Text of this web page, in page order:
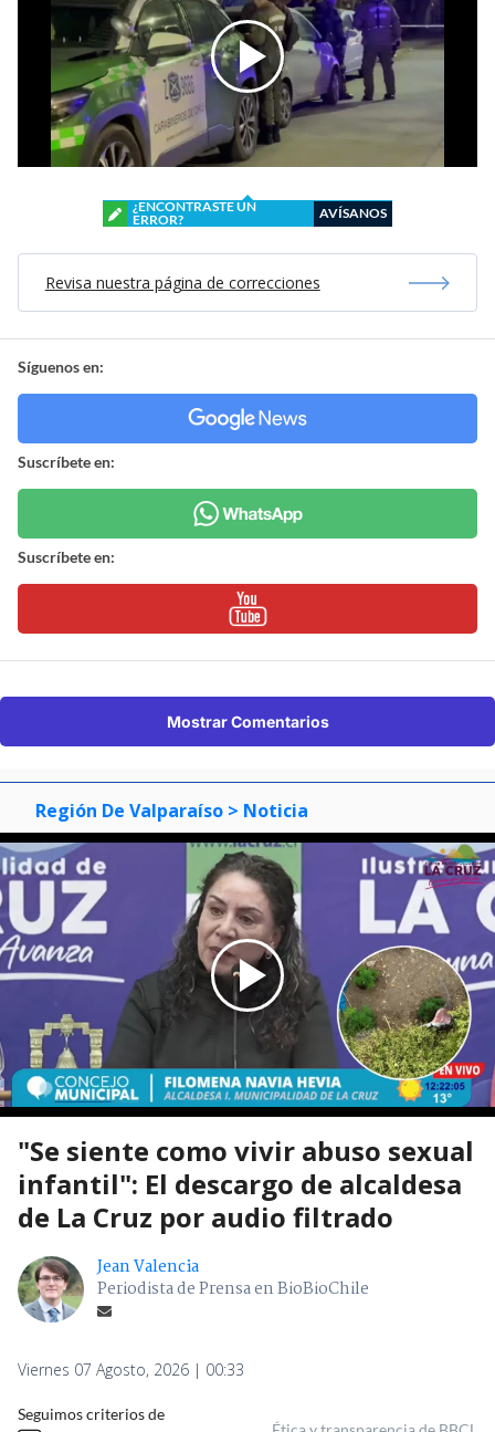
¿ENCONTRASTE UN
ERROR?
AVÍSANOS
Revisa nuestra página de correcciones
Síguenos en:
Suscríbete en:
Suscríbete en:
Mostrar Comentarios
Región De Valparaíso > Noticia
"Se siente como vivir abuso sexual
infantil": El descargo de alcaldesa
de La Cruz por audio filtrado
Jean Valencia
Periodista de Prensa en BioBioChile
Viernes 07 Agosto, 2026 | 00:33
Seguimos criterios de